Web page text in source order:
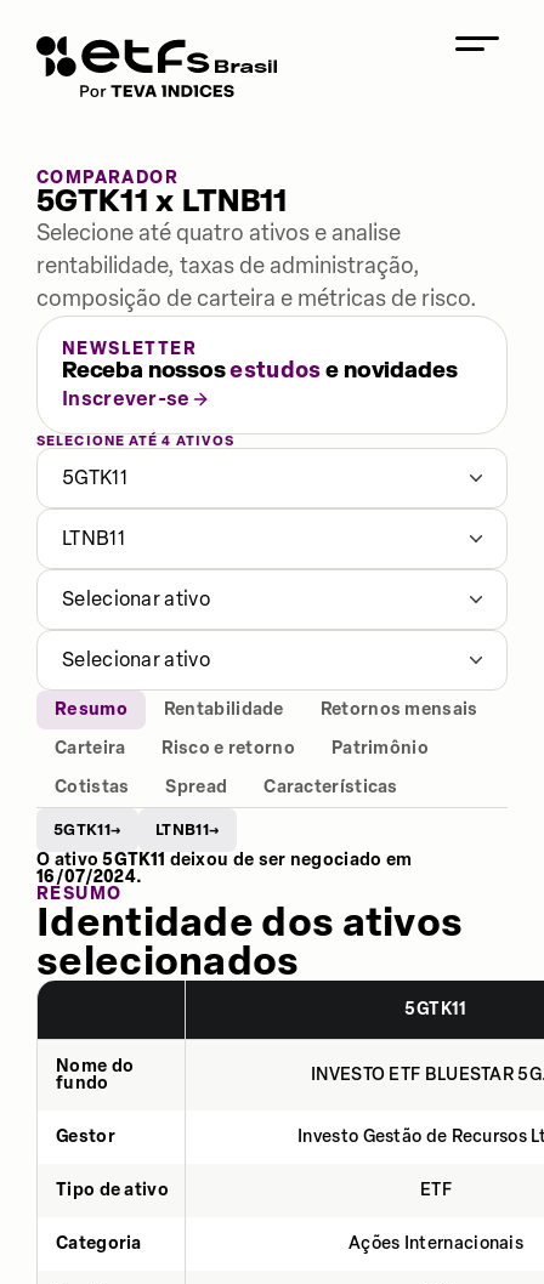
COMPARADOR
5GTK11 x LTNB11
Selecione até quatro ativos e analise
rentabilidade, taxas de administração,
composição de carteira e métricas de risco.
NEWSLETTER
Receba nossosestudose novidades
Inscrever-se
SELECIONE ATÉ 4 ATIVOS
5GTK11
LTNB11
Selecionar ativo
Selecionar ativo
Resumo Rentabilidade
Retornos mensais
Carteira
Risco e retorno
Patrimônio
Cotistas
Spread Características
5GTK11→ LTNB11→
O ativo5GTK11 deixou de ser negociado em
16/07/2024.
RESUMO
Identidade dos ativos
selecionados
5GTK11
Nome do
fundo
INVESTO ETF BLUESTAR
Gestor Investo Gestão de Recursos
Tipo de ativo ETF
Categoria Ações Internacionais